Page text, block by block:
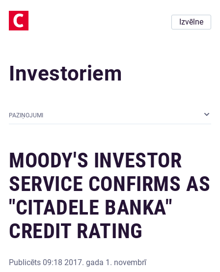
Izvēlne
Investoriem
PAZIŅOJUMI
MOODY'S INVESTOR
SERVICE CONFIRMS AS
"CITADELE BANKA"
CREDIT RATING
Publicēts 09:18 2017. gada 1. novembrī